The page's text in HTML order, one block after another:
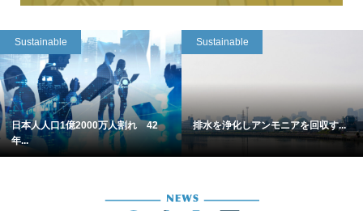
Sustainable
日本人人口1億2000万人割れ 42
年...
Sustainable
排水を浄化しアンモニアを回収す...